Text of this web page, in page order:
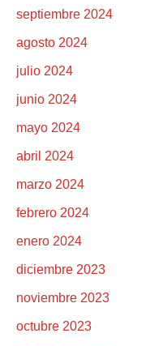
septiembre 2024
agosto 2024
julio 2024
junio 2024
mayo 2024
abril 2024
marzo 2024
febrero 2024
enero 2024
diciembre 2023
noviembre 2023
octubre 2023